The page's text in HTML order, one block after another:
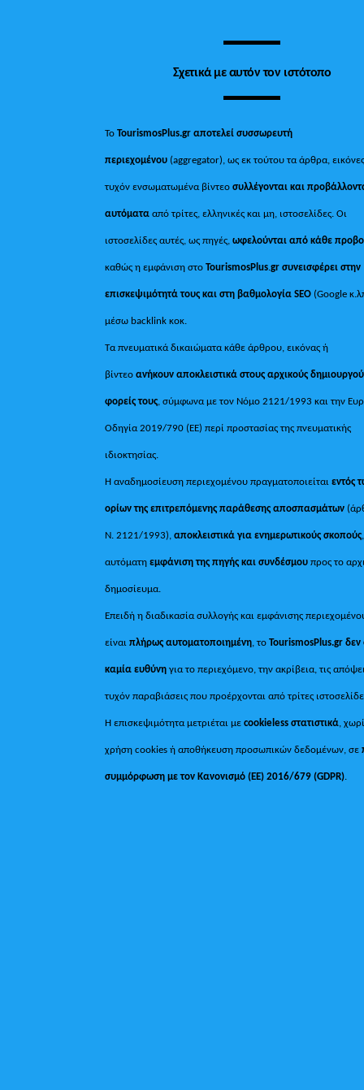
Σχετικά με αυτόν τον ιστότοπο
ΤοTourismosPlus.gr αποτελεί συσσωρευτή
περιεχομένου (aggregator), ως εκ τούτου τα άρθρα,
τυχόν ενσωματωμένα βίντεοσυλλέγονται και
αυτόματααπό τρίτες, ελληνικές και μη, ιστοσελίδες. Οι
ιστοσελίδες αυτές, ως πηγές,ωφελούνται από κάθε
καθώς η εμφάνιση στοTourismosPlus.gr συνεισφέρει στην
επισκεψιμότητά τους και στη βαθμολογία SEO (Google
μέσω backlink κοκ.
Τα πνευματικά δικαιώματα κάθε άρθρου, εικόνας ή
βίντεοανήκουν αποκλειστικά στους αρχικούς
φορείς τους, σύμφωνα με τον Νόμο 2121/1993 και την
Οδηγία 2019/790 (ΕΕ) περί προστασίας της πνευματικής
ιδιοκτησίας.
Η αναδημοσίευση περιεχομένου πραγματοποιείταιεντός
ορίων της επιτρεπόμενης παράθεσης αποσπασμάτων
Ν. 2121/1993), αποκλειστικά για ενημερωτικούς σκοπούς
αυτόματηεμφάνιση της πηγής και συνδέσμου προς το
δημοσίευμα.
Επειδή η διαδικασία συλλογής και εμφάνισης
είναιπλήρως αυτοματοποιημένη, τοTourismosPlus.gr δεν
καμία ευθύνη για το περιεχόμενο, την ακρίβεια, τις
τυχόν παραβιάσεις που προέρχονται από τρίτες
Η επισκεψιμότητα μετριέται μεcookieless στατιστικά,
χρήση cookies ή αποθήκευση προσωπικών δεδομένων, σε
συμμόρφωση με τον Κανονισμό (ΕΕ) 2016/679 (GDPR).